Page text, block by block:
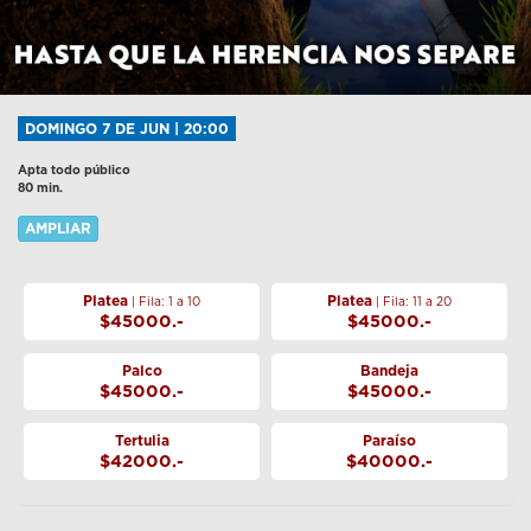
DOMINGO 7 DE JUN | 20:00
Apta todo público
80 min.
AMPLIAR
Platea | Fila: 1 a 10
$45000.-
Platea | Fila: 11 a 20
$45000.-
Palco
$45000.-
Bandeja
$45000.-
Tertulia
$42000.-
Paraíso
$40000.-